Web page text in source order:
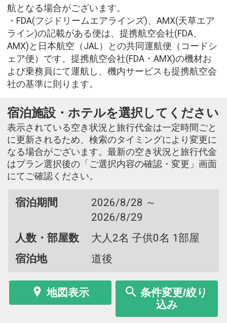
航となる場合がございます。
・FDA(フジドリームエアラインズ)、AMX(天草エア
ライン)の記載がある便は、提携航空会社(FDA、
AMX)と日本航空（JAL）との共同運航便（コードシ
ェア便）です。提携航空会社(FDA・AMX)の機材お
よび乗務員にて運航し、機内サービスも提携航空会
社の基準に則ります。
宿泊施設・ホテルを選択してください
表示されている空き状況と旅行代金は一定時間ごと
に更新されるため、検索のタイミングにより変更に
なる場合がございます。最新の空き状況と旅行代金
はプラン選択後の「ご選択内容の確認・変更」画面
にてご確認ください。
宿泊期間
2026/8/28 ～
2026/8/29
人数・部屋数
大人2名 子供0名 1部屋
宿泊地
道後
地図表示
条件変更/絞り
込み